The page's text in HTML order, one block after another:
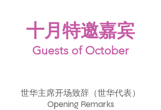
十月​特邀嘉宾
Guests of October
世华主席开场致辞 （世华代表）
Opening Remarks